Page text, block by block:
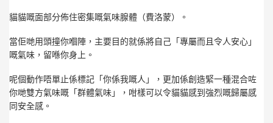
貓貓嘅面部分佈住密集嘅氣味腺體（費洛蒙）。
當佢哋用頭撞你嗰陣，主要目的就係將自己「專屬而且令人安心」
嘅氣味，留喺你身上。
呢個動作唔單止係標記「你係我嘅人」，更加係創造緊一種混合咗
你哋雙方氣味嘅「群體氣味」，咁樣可以令貓貓感到強烈嘅歸屬感
同安全感。